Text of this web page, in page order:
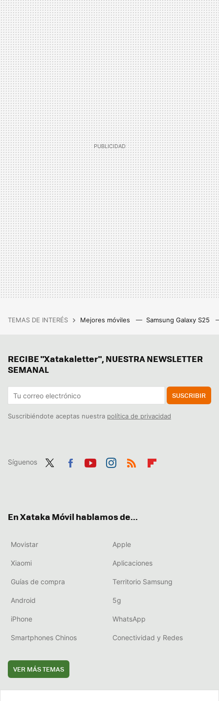
TEMAS DE INTERÉS Mejores móviles Samsung Galaxy S25
RECIBE "Xatakaletter", NUESTRA NEWSLETTER
SEMANAL
SUSCRIBIR
Suscribiéndote aceptas nuestra política de privacidad
Síguenos
En Xataka Móvil hablamos de...
Movistar Apple
Xiaomi Aplicaciones
Guías de compra Territorio Samsung
Android 5g
iPhone WhatsApp
Smartphones Chinos Conectividad y Redes
VER MÁS TEMAS